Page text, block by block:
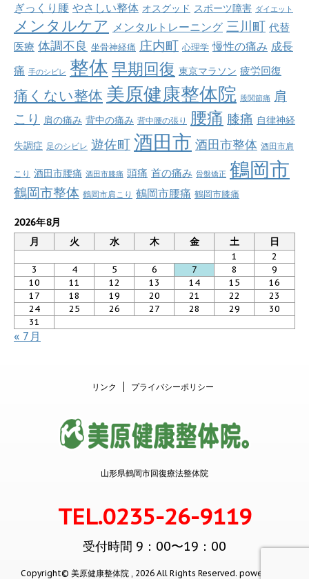
ぎっくり腰 やさしい整体 オスグッド スポーツ障害 ダイエット
メンタルケア メンタルトレーニング 三川町 代替
医療 体調不良 坐骨神経痛 庄内町 心理学 慢性の痛み 成長
痛 手のシビレ 整体 早期回復 東京マラソン 疲労回復
痛くない整体 美原健康整体院 股関節痛 肩
こり 肩の痛み 背中の痛み 背中腰の張り 腰痛 膝痛 自律神経
失調症 足のシビレ 遊佐町 酒田市 酒田市整体 酒田市肩
こり 酒田市腰痛 酒田市膝痛 頭痛 首の痛み 骨盤矯正 鶴岡市
鶴岡市整体 鶴岡市肩こり 鶴岡市腰痛 鶴岡市膝痛
2026年8月
月
火 水 木 金 土 日
1
2
3
4 5 6 7 8
9
10
11 12 13 14 15
16
17
18 19 20 21 22
23
24
25 26 27 28 29
30
31
« 7月
リンク プライバシーポリシー
山形県鶴岡市回復療法整体院
TEL.0235-26-9119
受付時間 9：00〜19：00
Copyright© 美原健康整体院 , 2026 All Rights Reserved. powered by